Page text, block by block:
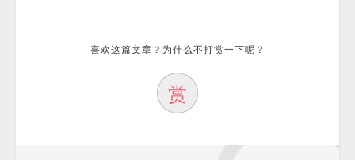
喜欢这篇文章？为什么不打赏一下呢？
赏